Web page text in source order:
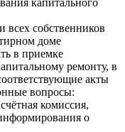
всех собственников
доме
в приемке
ремонту, в
акты
вопросы:
комиссия,
о